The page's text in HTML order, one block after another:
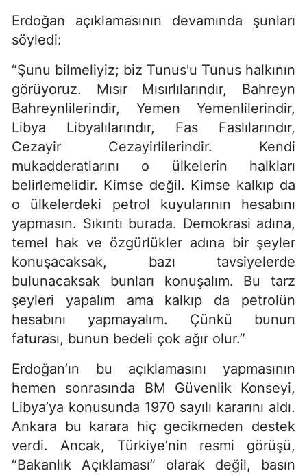
Erdoğan açıklamasının devamında şunları
söyledi:
“Şunu bilmeliyiz; biz Tunus'u Tunus halkının
görüyoruz. Mısır Mısırlılarındır, Bahreyn
Bahreynlilerindir, Yemen Yemenlilerindir,
Libya Libyalılarındır, Fas Faslılarındır,
Cezayir Cezayirlilerindir. Kendi
mukadderatlarını o ülkelerin halkları
belirlemelidir. Kimse değil. Kimse kalkıp da
o ülkelerdeki petrol kuyularının hesabını
yapmasın. Sıkıntı burada. Demokrasi adına,
temel hak ve özgürlükler adına bir şeyler
konuşacaksak, bazı tavsiyelerde
bulunacaksak bunları konuşalım. Bu tarz
şeyleri yapalım ama kalkıp da petrolün
hesabını yapmayalım. Çünkü bunun
faturası, bunun bedeli çok ağır olur.”
Erdoğan’ın bu açıklamasını yapmasının
hemen sonrasında BM Güvenlik Konseyi,
Libya’ya konusunda 1970 sayılı kararını aldı.
Ankara bu karara hiç gecikmeden destek
verdi. Ancak, Türkiye’nin resmi görüşü,
“Bakanlık Açıklaması” olarak değil, basın